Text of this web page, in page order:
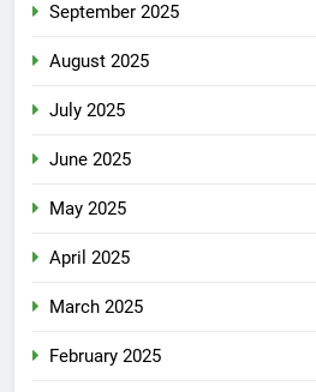
September 2025
August 2025
July 2025
June 2025
May 2025
April 2025
March 2025
February 2025